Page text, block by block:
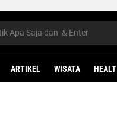
ARTIKEL WISATA HEALT